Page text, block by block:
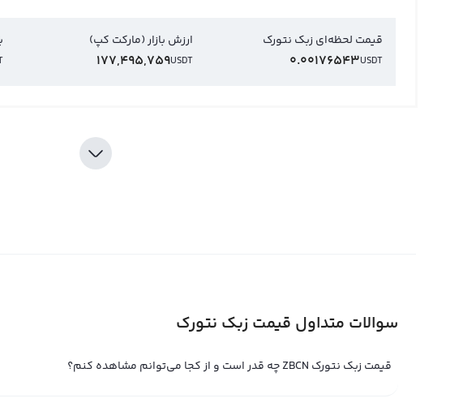
قیمت لحظه‌ای زبک نتورک
USDT
0.00176543
ارزش بازار (مارکت کپ)
USDT
177,495,759
سوالات متداول قیمت زبک نتورک
قیمت زبک نتورک ZBCN چه قدر است و از کجا می‌توانم مشاهده کنم؟